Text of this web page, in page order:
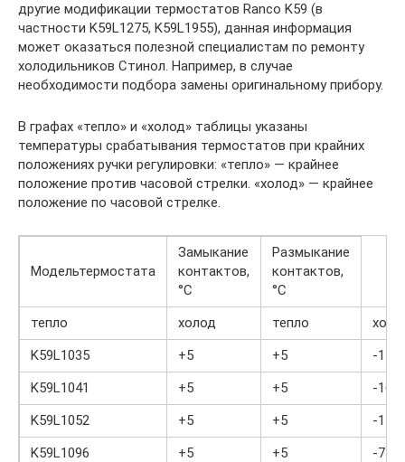
другие модификации термостатов Ranco K59 (в
частности K59L1275, K59L1955), данная информация
может оказаться полезной специалистам по ремонту
холодильников Стинол. Например, в случае
необходимости подбора замены оригинальному прибору.
В графах «тепло» и «холод» таблицы указаны
температуры срабатывания термостатов при крайних
положениях ручки регулировки: «тепло» — крайнее
положение против часовой стрелки. «холод» — крайнее
положение по часовой стрелке.
Модельтермостата
Замыкание
контактов,
°C
Размыкание
контактов,
°C
тепло
холод тепло
K59L1035
+5 +5
-15,5
K59L1041
+5 +5
-16
K59L1052
+5 +5
-11
K59L1096
+5 +5
-7